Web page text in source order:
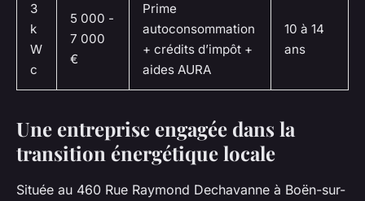
3
k
W
c
5 000 -
7 000
€
Prime
autoconsommation
+ crédits d’impôt +
aides AURA
10 à 14
ans
Une entreprise engagée dans la
transition énergétique locale
Située au 460 Rue Raymond Dechavanne à Boën-sur-